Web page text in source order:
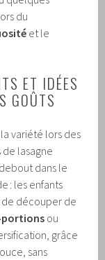
du
et le
ET IDÉES
GOÛTS
variété lors des
lasagne
dans le
: les enfants
de découper de
ou
grâce
sans